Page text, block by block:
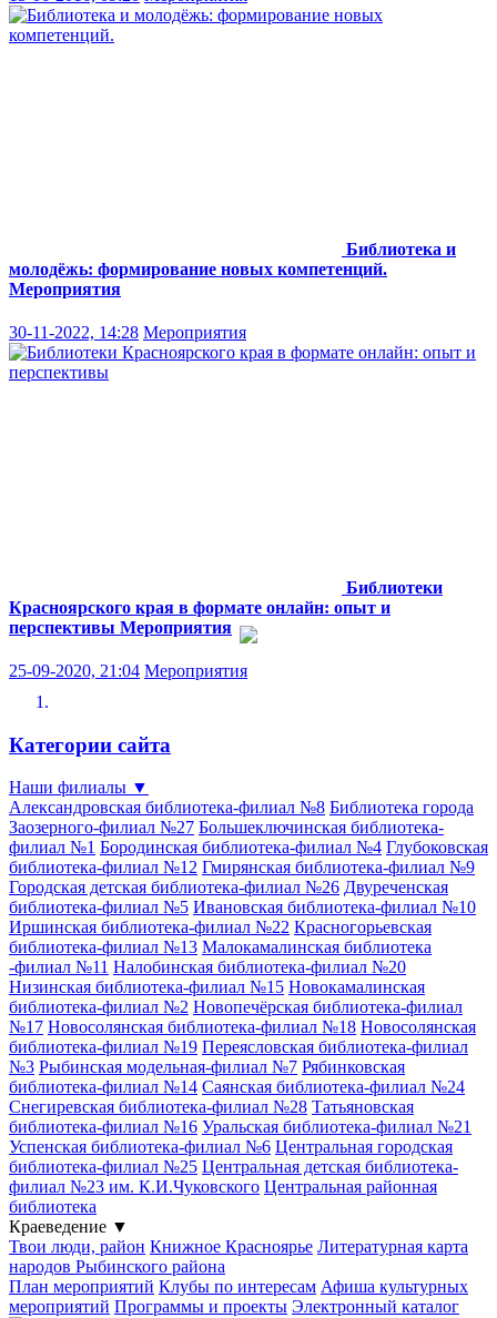
Библиотека и
молодёжь: формирование новых компетенций.
Мероприятия
30-11-2022, 14:28 Мероприятия
Библиотеки
Красноярского края в формате онлайн: опыт и
перспективы Мероприятия
25-09-2020, 21:04 Мероприятия
Категории сайта
Наши филиалы ▼
Александровская библиотека-филиал №8 Библиотека города
Заозерного-филиал №27 Большеключинская библиотека-
филиал №1 Бородинская библиотека-филиал №4 Глубоковская
библиотека-филиал №12 Гмирянская библиотека-филиал №9
Городская детская библиотека-филиал №26 Двуреченская
библиотека-филиал №5 Ивановская библиотека-филиал №10
Иршинская библиотека-филиал №22 Красногорьевская
библиотека-филиал №13 Малокамалинская библиотека
-филиал №11 Налобинская библиотека-филиал №20
Низинская библиотека-филиал №15 Новокамалинская
библиотека-филиал №2 Новопечёрская библиотека-филиал
№17 Новосолянская библиотека-филиал №18 Новосолянская
библиотека-филиал №19 Переясловская библиотека-филиал
№3 Рыбинская модельная-филиал №7 Рябинковская
библиотека-филиал №14 Саянская библиотека-филиал №24
Снегиревская библиотека-филиал №28 Татьяновская
библиотека-филиал №16 Уральская библиотека-филиал №21
Успенская библиотека-филиал №6 Центральная городская
библиотека-филиал №25 Центральная детская библиотека-
филиал №23 им. К.И.Чуковского Центральная районная
библиотека
Краеведение ▼
Твои люди, район Книжное Красноярье Литературная карта
народов Рыбинского района
План мероприятий Клубы по интересам Афиша культурных
мероприятий Программы и проекты Электронный каталог